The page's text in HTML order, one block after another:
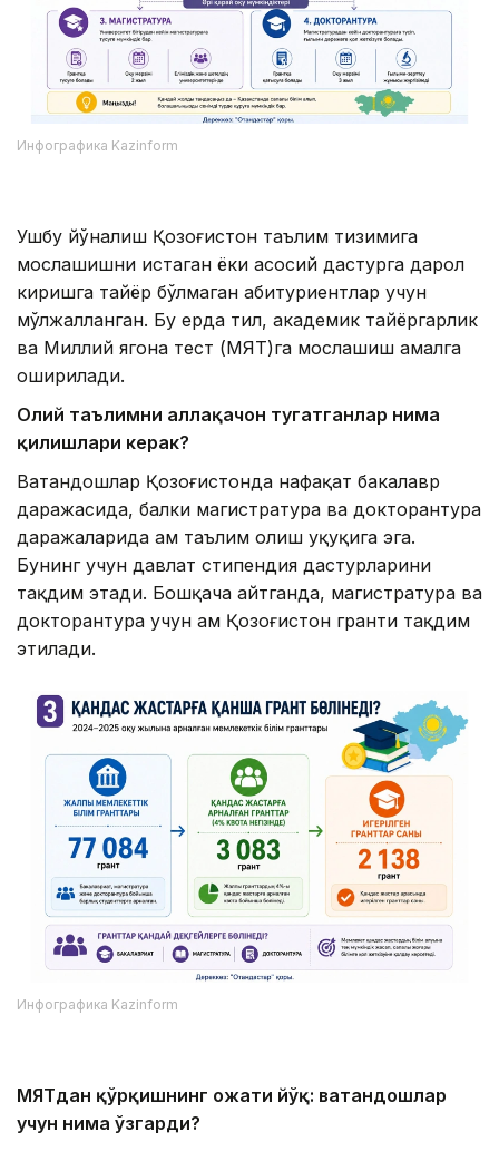
Инфографика Kazinform
Ушбу йўналиш Қозоғистон таълим тизимига
мослашишни истаган ёки асосий дастурга дарҳол
киришга тайёр бўлмаган абитуриентлар учун
мўлжалланган. Бу ерда тил, академик тайёргарлик
ва Миллий ягона тест (МЯТ)га мослашиш амалга
оширилади.
Олий таълимни аллақачон тугатганлар нима
қилишлари керак?
Ватандошлар Қозоғистонда нафақат бакалавр
даражасида, балки магистратура ва докторантура
даражаларида ҳам таълим олиш ҳуқуқига эга.
Бунинг учун давлат стипендия дастурларини
тақдим этади. Бошқача айтганда, магистратура ва
докторантура учун ҳам Қозоғистон гранти тақдим
этилади.
Инфографика Kazinform
МЯТдан қўрқишнинг ҳожати йўқ: ватандошлар
учун нима ўзгарди?